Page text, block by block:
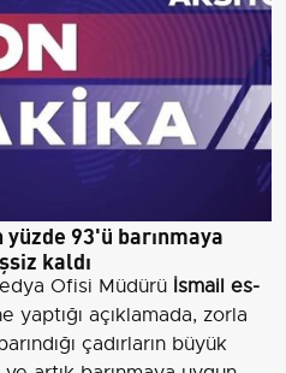
yüzde 93'ü barınmaya
kaldı
Ofisi Müdürü İsmail es-
yaptığı açıklamada, zorla
çadırların büyük